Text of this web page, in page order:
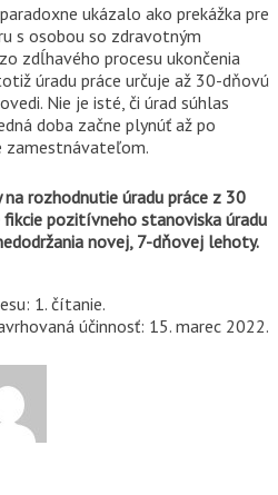
ukázalo ako prekážka pre
s osobou so zdravotným
zdĺhavého procesu ukončenia
úradu práce určuje až 30-dňovú
Nie je isté, či úrad súhlas
doba začne plynúť až po
zamestnávateľom.
rozhodnutie úradu práce z 30
pozitívneho stanoviska úradu
novej, 7-dňovej lehoty.
1. čítanie.
účinnosť: 15. marec 2022.